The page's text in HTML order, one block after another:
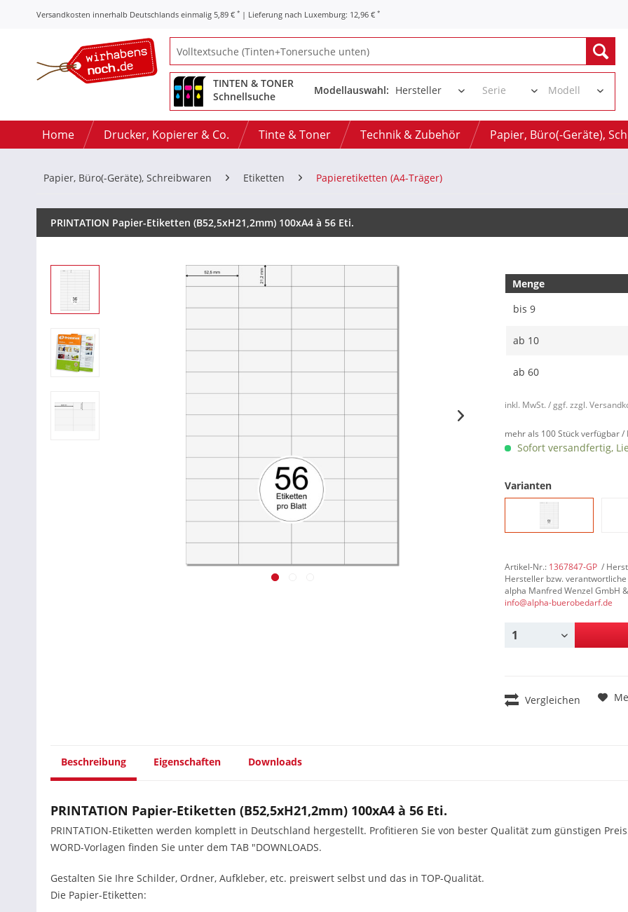
Versandkosten innerhalb Deutschlands einmalig 5,89 € * | Lieferung nach Luxemburg: 12,96 € *
TINTEN & TONER
Schnellsuche
Modellauswahl:
Home Drucker, Kopierer & Co. Tinte & Toner Technik & Zubehör Papier, Büro(-Geräte),
Papier, Büro(-Geräte), Schreibwaren Etiketten Papieretiketten (A4-Träger)
PRINTATION Papier-Etiketten (B52,5xH21,2mm) 100xA4 à 56 Eti.
Menge
bis 9
ab 10
ab 60
inkl. MwSt. / ggf. zzgl.
mehr als 100 Stück verfügbar /
Sofort versandfertig,
Varianten
Artikel-Nr.: 1367847-GP /
Hersteller bzw.
alpha Manfred Wenzel GmbH
info@alpha-buerobedarf.de
Vergleichen
Beschreibung Eigenschaften Downloads
PRINTATION Papier-Etiketten (B52,5xH21,2mm) 100xA4 à 56 Eti.
PRINTATION-Etiketten werden komplett in Deutschland hergestellt. Profitieren Sie von bester Qualität zum günstigen
WORD-Vorlagen finden Sie unter dem TAB "DOWNLOADS.
Gestalten Sie Ihre Schilder, Ordner, Aufkleber, etc. preiswert selbst und das in TOP-Qualität.
Die Papier-Etiketten: